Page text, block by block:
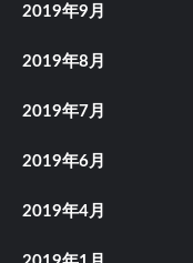
2019年9月
2019年8月
2019年7月
2019年6月
2019年4月